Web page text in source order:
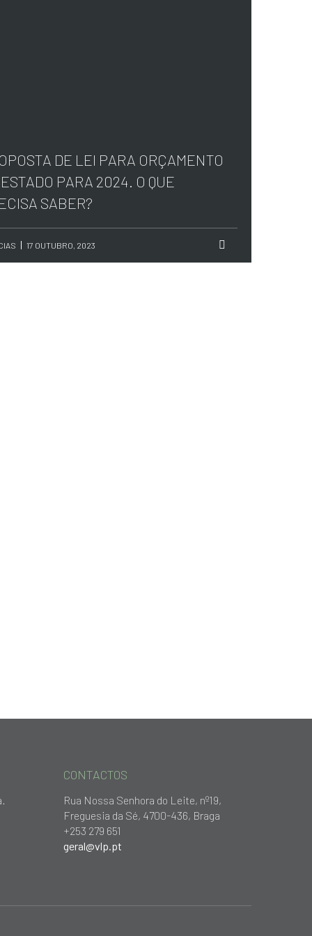
DE LEI PARA ORÇAMENTO
PARA 2024. O QUE
SABER?
17 OUTUBRO, 2023
CONTACTOS
Rua Nossa Senhora do Leite, nº19,
Freguesia da Sé, 4700-436, Braga
+253 279 651
geral@vlp.pt